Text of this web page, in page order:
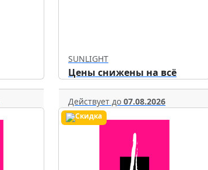
SUNLIGHT
Цены снижены на всё
Действует до 07.08.2026